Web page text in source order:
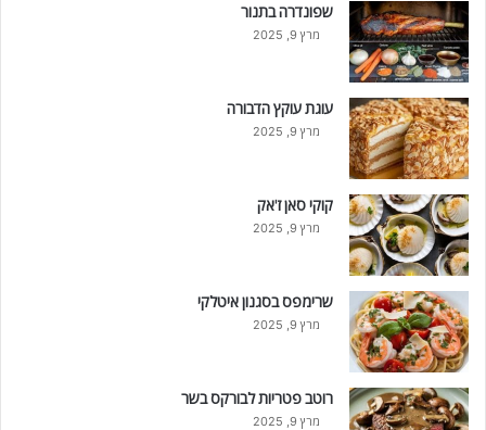
שפונדרה בתנור
מרץ 9, 2025
עוגת עוקץ הדבורה
מרץ 9, 2025
קוקי סאן ז'אק
מרץ 9, 2025
שרימפס בסגנון איטלקי
מרץ 9, 2025
רוטב פטריות לבורקס בשר
מרץ 9, 2025